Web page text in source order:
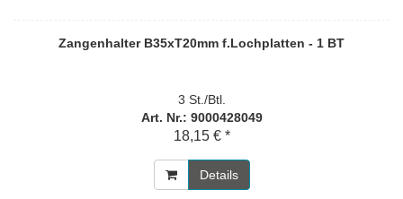
Zangenhalter B35xT20mm f.Lochplatten - 1 BT
3 St./Btl.
Art. Nr.: 9000428049
18,15 € *
Details